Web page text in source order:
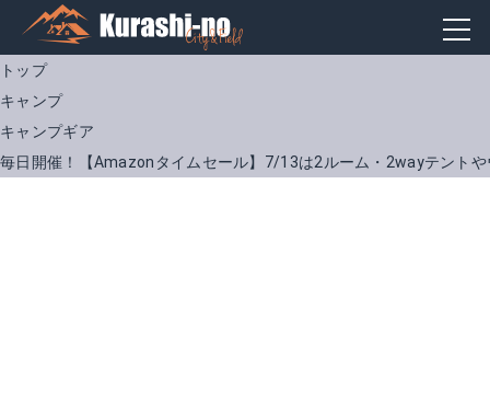
トップ
キャンプ
キャンプギア
毎日開催！【Amazonタイムセール】7/13は2ルーム・2wayテント